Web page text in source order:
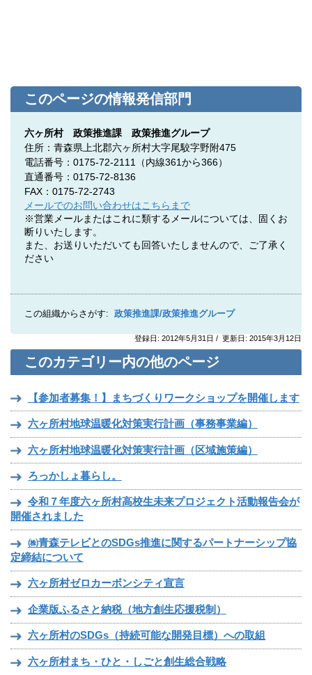
このページの情報発信部門
六ヶ所村 政策推進課 政策推進グループ
住所：青森県上北郡六ヶ所村大字尾駮字野附475
電話番号：0175-72-2111
（内線361から366）
直通番号：0175-72-8136
FAX：0175-72-2743
メールでのお問い合わせはこちらまで
※営業メールまたはこれに類するメールについては、固くお
断りいたします。
また、お送りいただいても回答いたしませんので、ご了承く
ださい
この組織からさがす: 政策推進課/政策推進グループ
登録日: 2012年5月31日 / 更新日: 2015年3月12日
このカテゴリー内の他のページ
【参加者募集！】まちづくりワークショップを開催します
六ヶ所村地球温暖化対策実行計画（事務事業編）
六ヶ所村地球温暖化対策実行計画（区域施策編）
ろっかしょ暮らし。
令和７年度六ヶ所村高校生未来プロジェクト活動報告会が
開催されました
㈱青森テレビとのSDGs推進に関するパートナーシップ協
定締結について
六ヶ所村ゼロカーボンシティ宣言
企業版ふるさと納税（地方創生応援税制）
六ヶ所村のSDGs（持続可能な開発目標）への取組
六ヶ所村まち・ひと・しごと創生総合戦略